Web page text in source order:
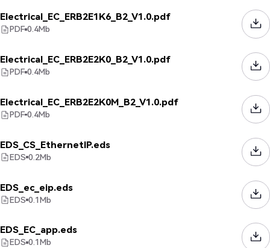
Electrical_EC_ERB2E1K6_B2_V1.0.pdf
PDF 0.4Mb
Electrical_EC_ERB2E2K0_B2_V1.0.pdf
PDF 0.4Mb
Electrical_EC_ERB2E2K0M_B2_V1.0.pdf
PDF 0.4Mb
EDS_CS_EthernetIP.eds
EDS 0.2Mb
EDS_ec_eip.eds
EDS 0.1Mb
EDS_EC_app.eds
EDS 0.1Mb